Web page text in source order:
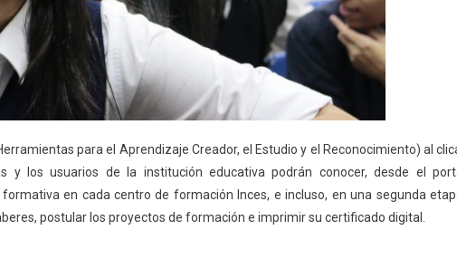
para el Aprendizaje Creador, el Estudio y el Reconocimiento) al
y los usuarios de la institución educativa podrán conocer, desde el
en cada centro de formación Inces, e incluso, en una segunda
postular los proyectos de formación e imprimir su certificado digital.